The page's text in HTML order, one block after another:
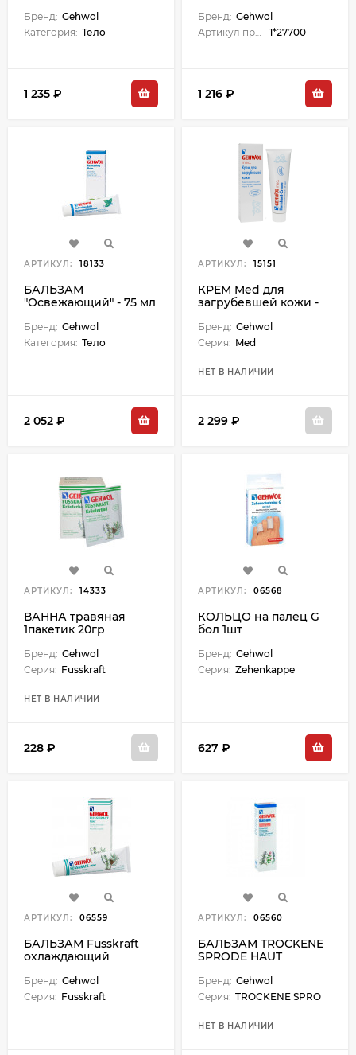
Бренд: Gehwol
Категория: Тело
1 235 ₽
Бренд: Gehwol
Артикул производителя:
1*27700
1 216 ₽
АРТИКУЛ: 18133
БАЛЬЗАМ
"Освежающий" - 75 мл
Бренд: Gehwol
Категория: Тело
2 052 ₽
АРТИКУЛ: 15151
КРЕМ Med для
загрубевшей кожи -
Бренд: Gehwol
Серия: Med
НЕТ В НАЛИЧИИ
2 299 ₽
АРТИКУЛ: 14333
ВАННА травяная
1пакетик 20гр
Бренд: Gehwol
Серия: Fusskraft
НЕТ В НАЛИЧИИ
228 ₽
АРТИКУЛ: 06568
КОЛЬЦО на палец G
бол 1шт
Бренд: Gehwol
Серия: Zehenkappe
627 ₽
АРТИКУЛ: 06559
БАЛЬЗАМ Fusskraft
охлаждающий
Бренд: Gehwol
Серия: Fusskraft
АРТИКУЛ: 06560
БАЛЬЗАМ TROCKENE
SPRODE HAUT
сухой кожи Авокадо -
125 мл
Бренд: Gehwol
Серия: TROCKENE SPRODE HAUT
НЕТ В НАЛИЧИИ